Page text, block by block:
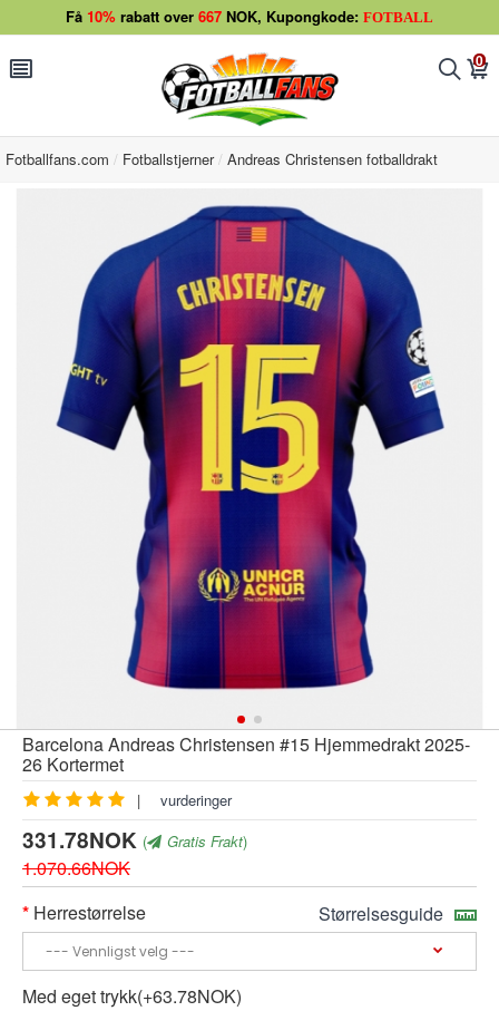
Få 10% rabatt over 667 NOK, Kupongkode: FOTBALL
󰂩 󰂨 0
󰃦
Fotballfans.com Fotballstjerner Andreas Christensen fotballdrakt
Barcelona Andreas Christensen #15 Hjemmedrakt 2025-
26 Kortermet
| vurderinger
331.78NOK ( Gratis Frakt)
1.070.66NOK
Herrestørrelse
Størrelsesguide
Med eget trykk(+63.78NOK)